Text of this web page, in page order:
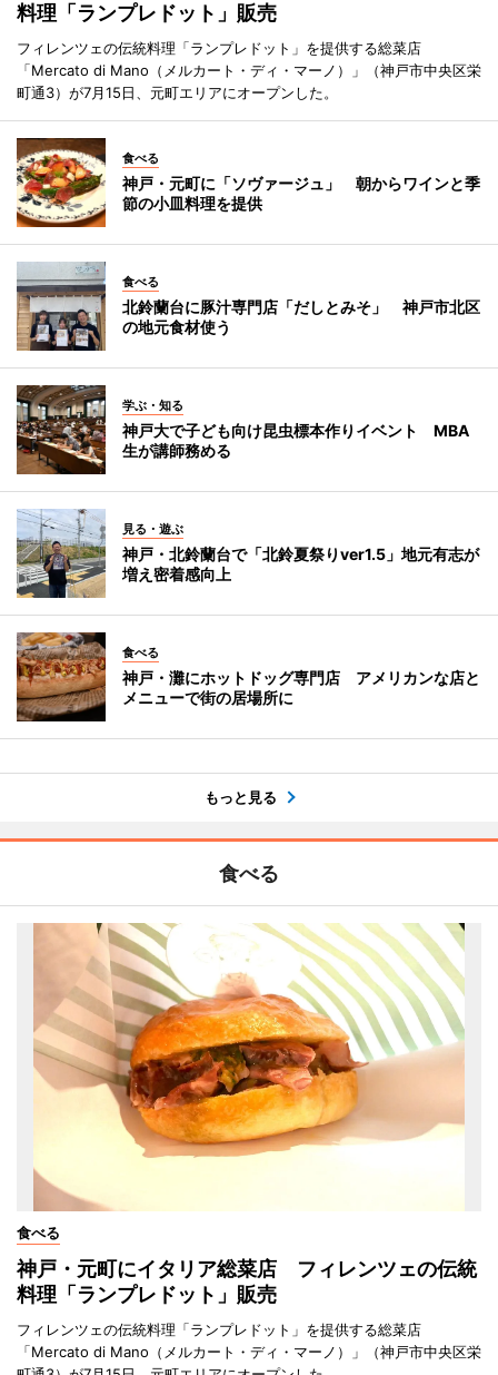
料理「ランプレドット」販売
フィレンツェの伝統料理「ランプレドット」を提供する総菜店
「Mercato di Mano（メルカート・ディ・マーノ）」（神戸市中央区栄
町通3）が7月15日、元町エリアにオープンした。
食べる
神戸・元町に「ソヴァージュ」 朝からワインと季
節の小皿料理を提供
食べる
北鈴蘭台に豚汁専門店「だしとみそ」 神戸市北区
の地元食材使う
学ぶ・知る
神戸大で子ども向け昆虫標本作りイベント MBA
生が講師務める
見る・遊ぶ
神戸・北鈴蘭台で「北鈴夏祭りver1.5」地元有志が
増え密着感向上
食べる
神戸・灘にホットドッグ専門店 アメリカンな店と
メニューで街の居場所に
もっと見る
食べる
食べる
神戸・元町にイタリア総菜店 フィレンツェの伝統
料理「ランプレドット」販売
フィレンツェの伝統料理「ランプレドット」を提供する総菜店
「Mercato di Mano（メルカート・ディ・マーノ）」（神戸市中央区栄